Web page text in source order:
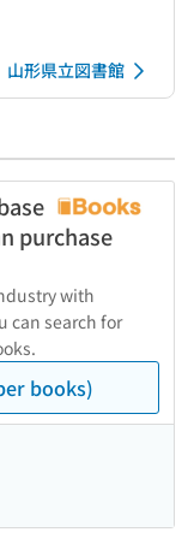
山形県立図書館
purchase
with
can search for
books)